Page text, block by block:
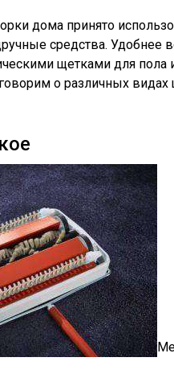
дома принято
средства. Удобнее
щетками для
о различных видах